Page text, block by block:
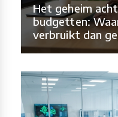
Het geheim
budgetten:
verbruikt dan